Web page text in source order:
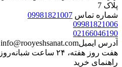
پلاک 7
شماره تماس 09981821007
09981821006
02166046190
آدرس ایمیلinfo@rooyeshsanat.com
هفت روز هفته، ۲۴ ساعت شبانه‌روز پاسخگوی شما هستیم.
راهنمای خرید